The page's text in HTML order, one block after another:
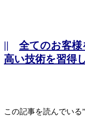
|| 全てのお客
高い技術を習得
この記事を読んでいる